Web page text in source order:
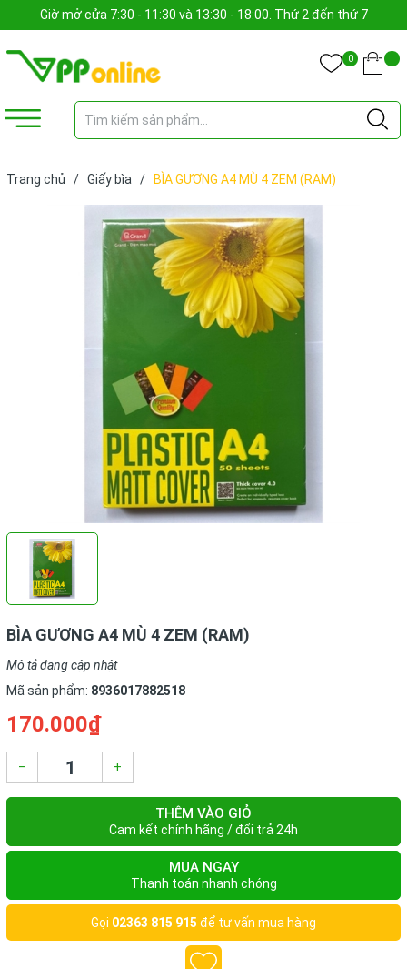
Giờ mở cửa 7:30 - 11:30 và 13:30 - 18:00. Thứ 2 đến thứ 7
0
Trang chủ / Giấy bìa / BÌA GƯƠNG A4 MÙ 4 ZEM (RAM)
BÌA GƯƠNG A4 MÙ 4 ZEM (RAM)
Mô tả đang cập nhật
Mã sản phẩm: 8936017882518
170.000₫
– +
THÊM VÀO GIỎ
Cam kết chính hãng / đổi trả 24h
MUA NGAY
Thanh toán nhanh chóng
Gọi 02363 815 915 để tư vấn mua hàng